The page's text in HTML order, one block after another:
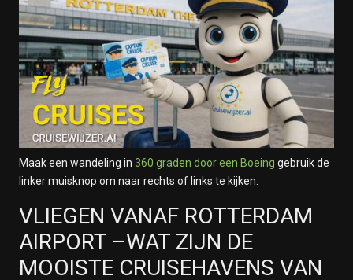
Maak een wandeling in 360 graden door een Boeing gebruik de
linker muisknop om naar rechts of links te kijken.
VLIEGEN VANAF ROTTERDAM
AIRPORT –WAT ZIJN DE
MOOISTE CRUISEHAVENS VAN